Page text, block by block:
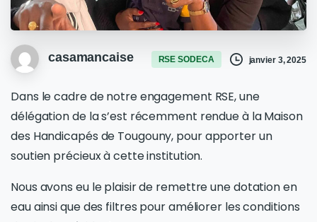
casamancaise RSE SODECA janvier 3, 2025
Dans le cadre de notre engagement RSE, une
délégation de la s’est récemment rendue à la Maison
des Handicapés de Tougouny, pour apporter un
soutien précieux à cette institution.
Nous avons eu le plaisir de remettre une dotation en
eau ainsi que des filtres pour améliorer les conditions